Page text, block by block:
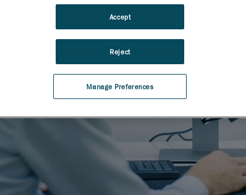
Manage Preferences
Reject
Accept